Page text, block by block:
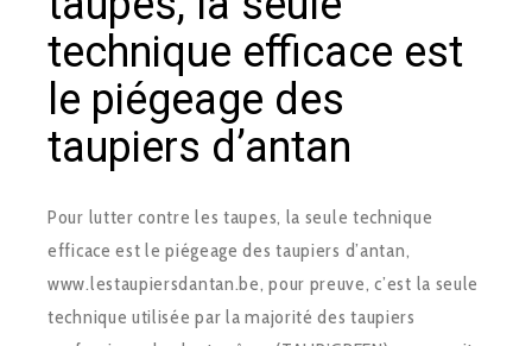
technique efficace est
le piégeage des
taupiers d’antan
Pour lutter contre les taupes, la seule technique
efficace est le piégeage des taupiers d’antan,
www.lestaupiersdantan.be, pour preuve, c’est la seule
technique utilisée par la majorité des taupiers